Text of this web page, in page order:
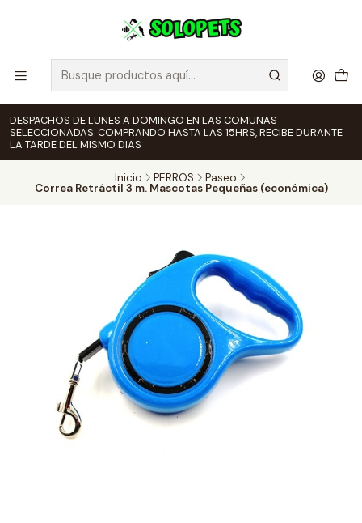
DESPACHOS DE LUNES A DOMINGO EN LAS COMUNAS
SELECCIONADAS. COMPRANDO HASTA LAS 15HRS, RECIBE DURANTE
LA TARDE DEL MISMO DIAS
Inicio PERROS Paseo
Correa Retráctil 3 m. Mascotas Pequeñas (económica)